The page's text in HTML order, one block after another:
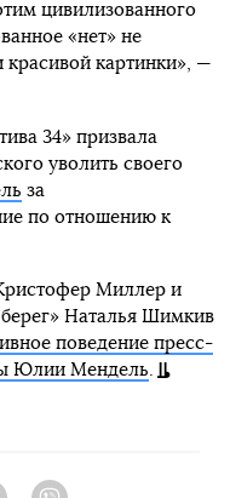
цивилизованного
«нет» не
красивой картинки», —
34» призвала
уволить своего
за
по отношению к
Миллер и
Наталья Шимкив
поведение пресс-
Юлии Мендель.